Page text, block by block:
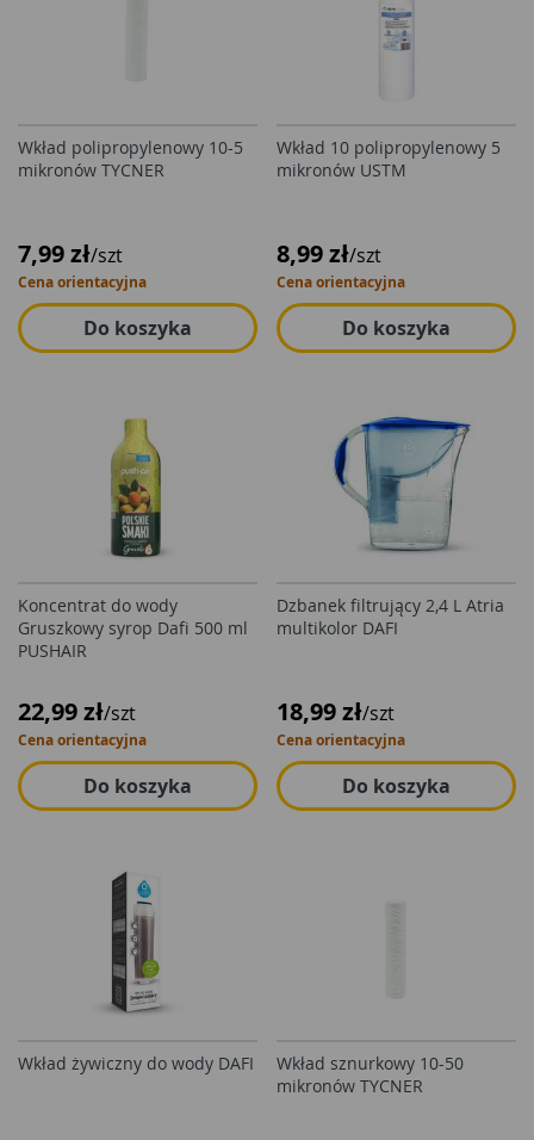
Wkład polipropylenowy 10-5
mikronów TYCNER
7,99 zł/szt
Cena orientacyjna
Do koszyka
Wkład 10 polipropylenowy 5
mikronów USTM
8,99 zł/szt
Cena orientacyjna
Do koszyka
Koncentrat do wody
Gruszkowy syrop Dafi 500 ml
PUSHAIR
22,99 zł/szt
Cena orientacyjna
Do koszyka
Dzbanek filtrujący 2,4 L Atria
multikolor DAFI
18,99 zł/szt
Cena orientacyjna
Do koszyka
Wkład żywiczny do wody DAFI
Wkład sznurkowy 10-50
mikronów TYCNER